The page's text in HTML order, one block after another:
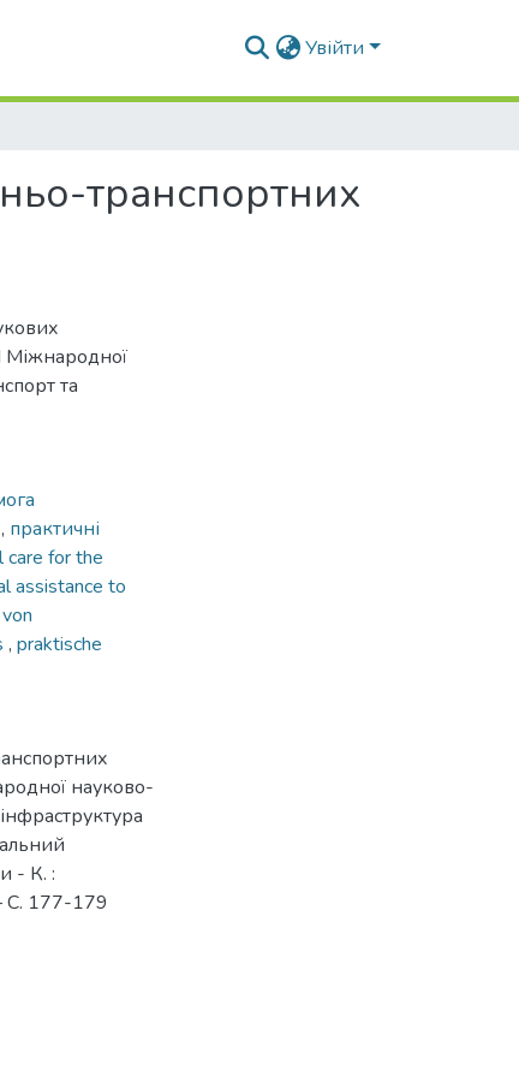
Увійти
транспортних
Міжнародної
та
, практичні
for the
assistance to
, praktische
науково-
- К. :
C. 177-179